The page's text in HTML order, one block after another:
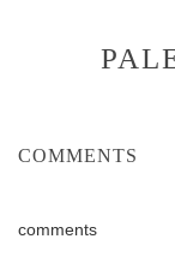
COMMENTS
comments